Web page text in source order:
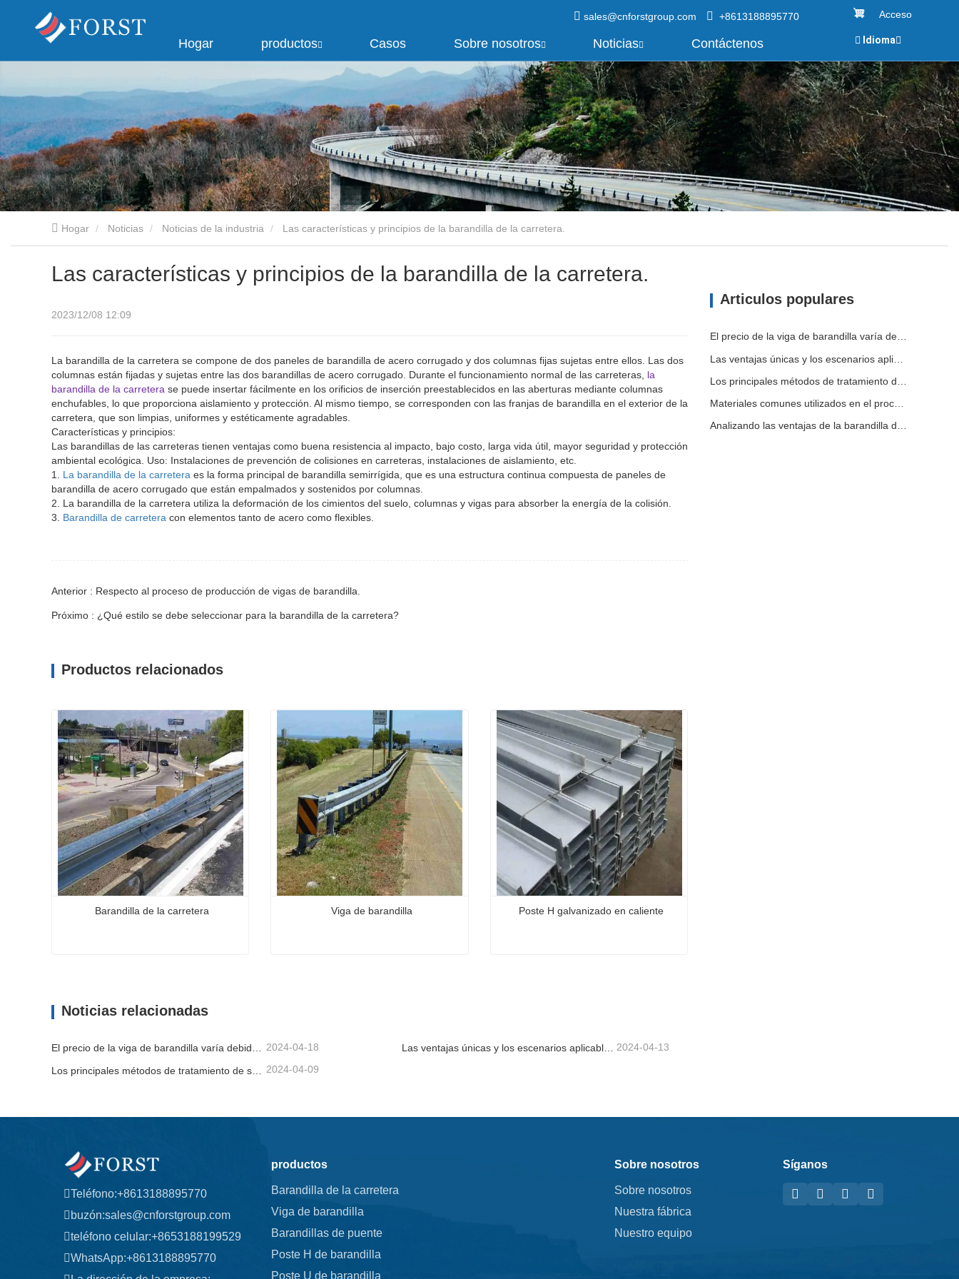
Acceso
sales@cnforstgroup.com +8613188895770
Hogar productos Casos Sobre nosotros Noticias Contáctenos Idioma
Hogar Noticias Noticias de la industria Las características y principios de la barandilla de la carretera.
Las características y principios de la barandilla de la carretera.
2023/12/08 12:09
La barandilla de la carretera se compone de dos paneles de barandilla de acero corrugado y dos columnas fijas sujetas entre ellos. Las dos
columnas están fijadas y sujetas entre las dos barandillas de acero corrugado. Durante el funcionamiento normal de las carreteras, la
barandilla de la carretera se puede insertar fácilmente en los orificios de inserción preestablecidos en las aberturas mediante columnas
enchufables, lo que proporciona aislamiento y protección. Al mismo tiempo, se corresponden con las franjas de barandilla en el exterior de la
carretera, que son limpias, uniformes y estéticamente agradables.
Características y principios:
Las barandillas de las carreteras tienen ventajas como buena resistencia al impacto, bajo costo, larga vida útil, mayor seguridad y protección
ambiental ecológica. Uso: Instalaciones de prevención de colisiones en carreteras, instalaciones de aislamiento, etc.
1. La barandilla de la carretera es la forma principal de barandilla semirrígida, que es una estructura continua compuesta de paneles de
barandilla de acero corrugado que están empalmados y sostenidos por columnas.
2. La barandilla de la carretera utiliza la deformación de los cimientos del suelo, columnas y vigas para absorber la energía de la colisión.
3. Barandilla de carretera con elementos tanto de acero como flexibles.
Anterior : Respecto al proceso de producción de vigas de barandilla.
Próximo : ¿Qué estilo se debe seleccionar para la barandilla de la carretera?
Productos relacionados
Barandilla de la carretera Viga de barandilla Poste H galvanizado en caliente
Noticias relacionadas
El precio de la viga de barandilla varía debido a varios factores. 2024-04-18 Las ventajas únicas y los escenarios aplicables de la barandilla de la carretera. 2024-04-13
2024-04-09
Articulos populares
El precio de la viga de barandilla varía debido a varios factores.
Las ventajas únicas y los escenarios aplicables de la barandilla de la carretera.
Materiales comunes utilizados en el procesamiento de barandillas de carreteras.
Analizando las ventajas de la barandilla de carretera
Teléfono:+8613188895770
buzón:sales@cnforstgroup.com
teléfono celular:+8653188199529
WhatsApp:+8613188895770
productos
Barandilla de la carretera
Viga de barandilla
Barandillas de puente
Poste H de barandilla
Poste U de barandilla
Sobre nosotros
Sobre nosotros
Nuestra fábrica
Nuestro equipo
Síganos